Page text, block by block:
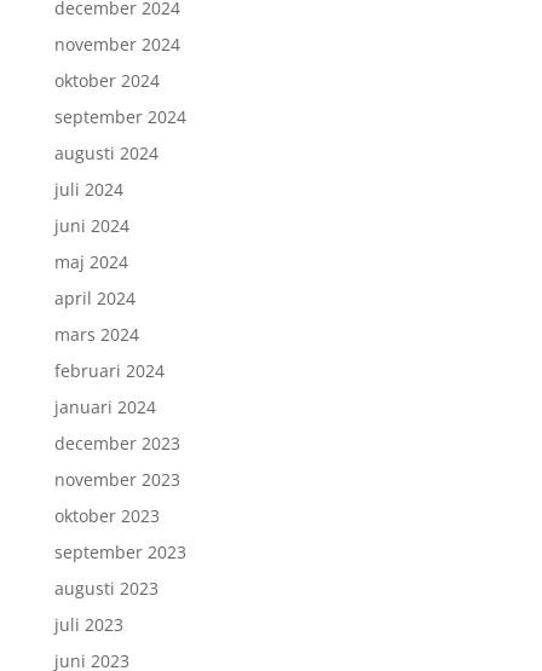
december 2024
november 2024
oktober 2024
september 2024
augusti 2024
juli 2024
juni 2024
maj 2024
april 2024
mars 2024
februari 2024
januari 2024
december 2023
november 2023
oktober 2023
september 2023
augusti 2023
juli 2023
juni 2023